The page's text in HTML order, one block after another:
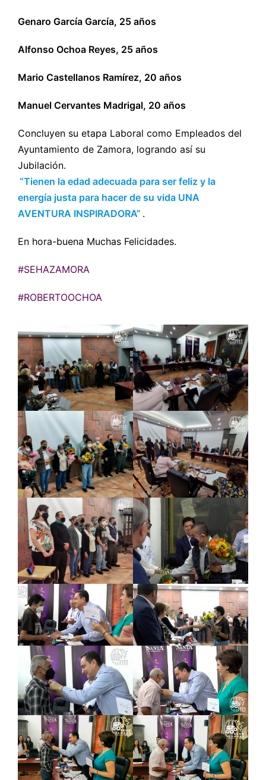
Genaro García García, 25 años
Alfonso Ochoa Reyes, 25 años
Mario Castellanos Ramírez, 20 años
Manuel Cervantes Madrigal, 20 años
Concluyen su etapa Laboral como Empleados del
Ayuntamiento de Zamora, logrando así su
Jubilación.
“Tienen la edad adecuada para ser feliz y la
energía justa para hacer de su vida UNA
AVENTURA INSPIRADORA” .
En hora-buena Muchas Felicidades.
#SEHAZAMORA
#ROBERTOOCHOA